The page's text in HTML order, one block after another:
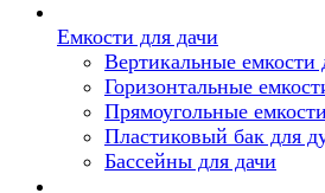
Емкости для дачи
Вертикальные емкости
Горизонтальные
Прямоугольные емкости
Пластиковый бак для
Бассейны для дачи